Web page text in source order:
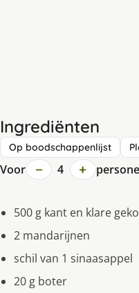
Ingrediënten
Op boodschappenlijst
Voor − 4 +
500 g kant en klare
2 mandarijnen
schil van 1 sinaasappel
20 g boter